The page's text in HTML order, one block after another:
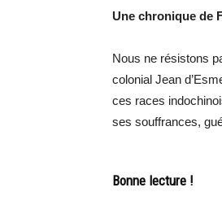
Une chronique de
Nous ne résistons
colonial Jean
ces races
ses souffrances,
Bonne lecture !